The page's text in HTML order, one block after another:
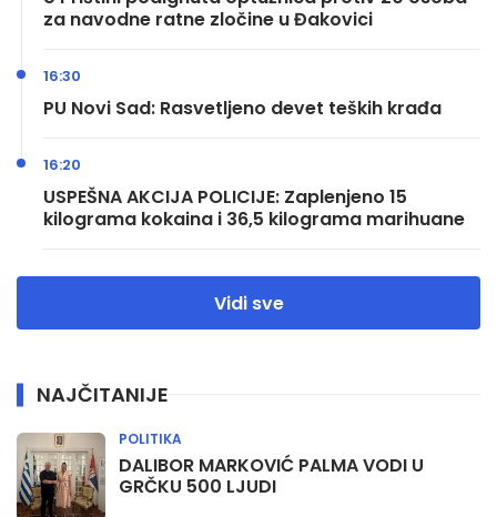
za navodne ratne zločine u Đakovici
PU Novi Sad: Rasvetljeno devet teških krađa
16:30
USPEŠNA AKCIJA POLICIJE: Zaplenjeno 15
kilograma kokaina i 36,5 kilograma marihuane
16:20
Vidi sve
NAJČITANIJE
DALIBOR MARKOVIĆ PALMA VODI U
GRČKU 500 LJUDI
POLITIKA